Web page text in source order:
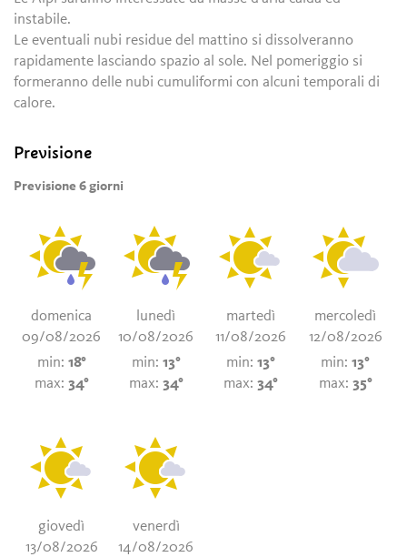
instabile.
Le eventuali nubi residue del mattino si dissolveranno
rapidamente lasciando spazio al sole. Nel pomeriggio si
formeranno delle nubi cumuliformi con alcuni temporali di
calore.
Previsione
Previsione 6 giorni
domenica
09/08/2026
min: 18°
max: 34°
lunedì
10/08/2026
min: 13°
max: 34°
martedì
11/08/2026
min:13°
max:34°
mercoledì
12/08/2026
min:13°
max: 35°
giovedì
13/08/2026
venerdì
14/08/2026